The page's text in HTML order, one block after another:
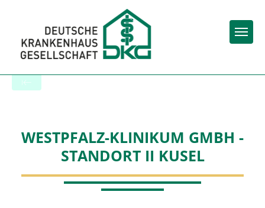
WESTPFALZ-KLINIKUM GMBH -
STANDORT II KUSEL